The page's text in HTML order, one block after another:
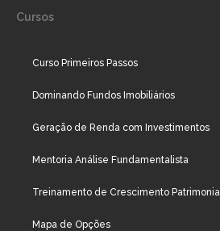
Cursos
Curso Primeiros Passos
Dominando Fundos Imobiliários
Geração de Renda com Investimentos
Mentoria Análise Fundamentalista
Treinamento de Crescimento Patrimonial
Mapa de Opções